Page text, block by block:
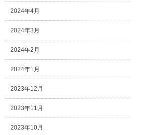
2024年4月
2024年3月
2024年2月
2024年1月
2023年12月
2023年11月
2023年10月